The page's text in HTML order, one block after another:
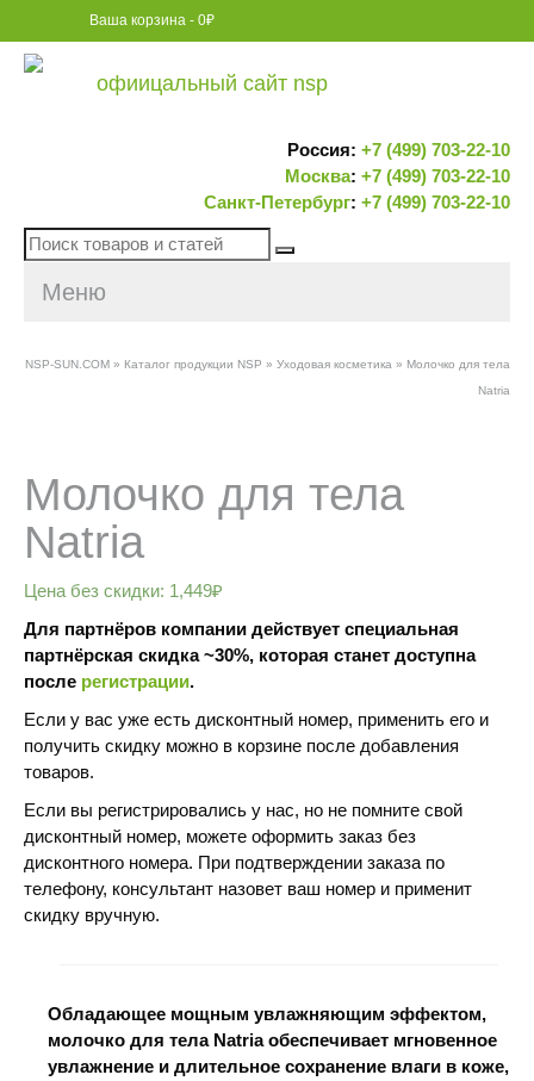
Ваша корзина - 0₽
Россия: +7 (499) 703-22-10
Москва: +7 (499) 703-22-10
Санкт-Петербург: +7 (499) 703-22-10
Поиск
товаров
Меню
NSP-SUN.COM » Каталог продукции NSP » Уходовая косметика » Молочко для тела
Natria
Молочко для тела
Natria
Цена без скидки: 1,449₽
Для партнёров компании действует специальная
партнёрская скидка ~30%, которая станет доступна
после регистрации.
Если у вас уже есть дисконтный номер, применить его и
получить скидку можно в корзине после добавления
товаров.
Если вы регистрировались у нас, но не помните свой
дисконтный номер, можете оформить заказ без
дисконтного номера. При подтверждении заказа по
телефону, консультант назовет ваш номер и применит
скидку вручную.
Обладающее мощным увлажняющим эффектом,
молочко для тела Natria обеспечивает мгновенное
увлажнение и длительное сохранение влаги в коже,